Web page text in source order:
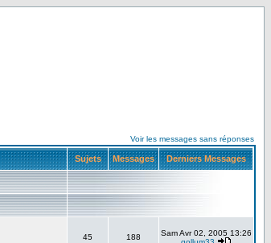
Voir les messages sans réponses
Sujets Messages Derniers Messages
45 188
Sam Avr 02, 2005 13:26